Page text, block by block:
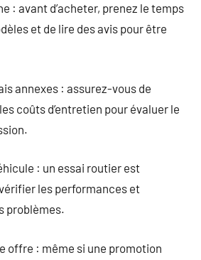
: avant d’acheter, prenez le temps
et de lire des avis pour être
annexes : assurez-vous de
coûts d’entretien pour évaluer le
: un essai routier est
les performances et
problèmes.
offre : même si une promotion